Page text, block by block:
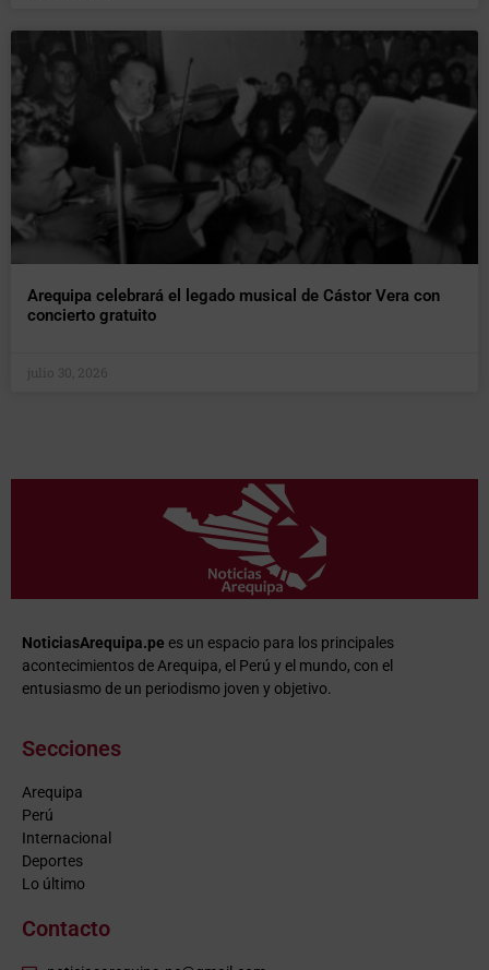
Arequipa celebrará el legado musical de Cástor Vera con
concierto gratuito
julio 30, 2026
NoticiasArequipa.pe es un espacio para los principales
acontecimientos de Arequipa, el Perú y el mundo, con el
entusiasmo de un periodismo joven y objetivo.
Secciones
Arequipa
Perú
Internacional
Deportes
Lo último
Contacto